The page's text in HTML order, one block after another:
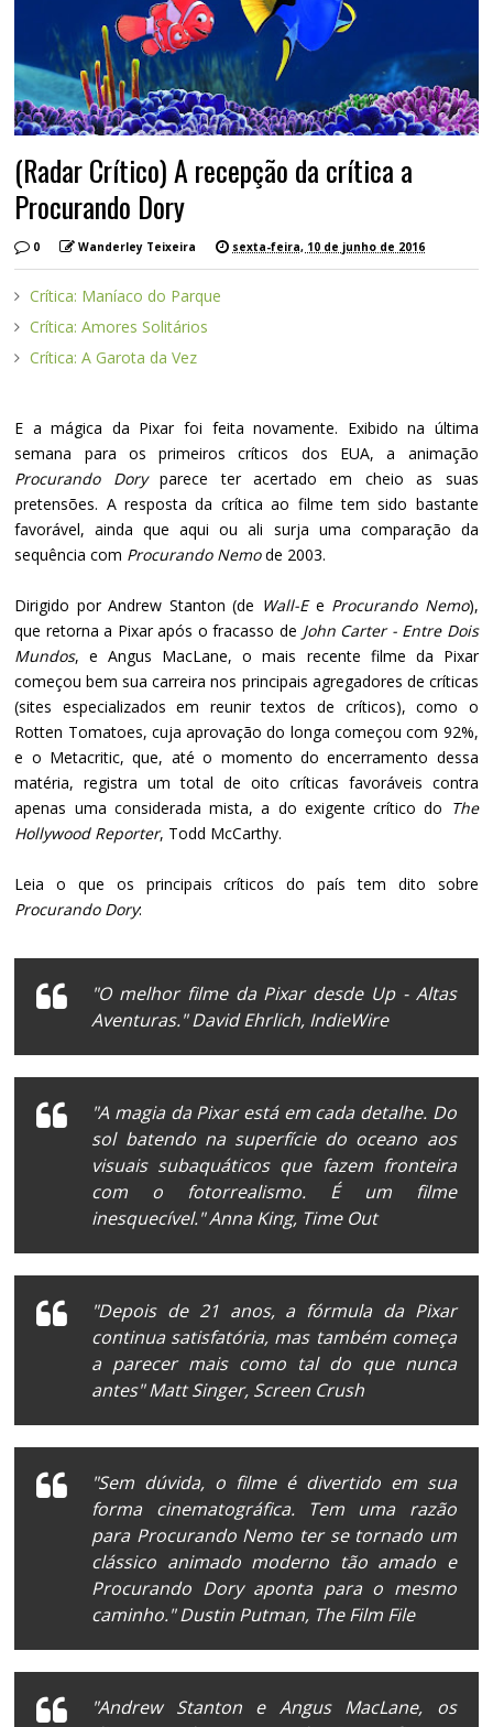
(Radar Crítico) A recepção da crítica a
Procurando Dory
0 Wanderley Teixeira sexta-feira, 10 de junho de 2016
Crítica: Maníaco do Parque
Crítica: Amores Solitários
Crítica: A Garota da Vez
E a mágica da Pixar foi feita novamente. Exibido na última
semana para os primeiros críticos dos EUA, a animação
Procurando Doryparece ter acertado em cheio as suas
pretensões. A resposta da crítica ao filme tem sido bastante
favorável, ainda que aqui ou ali surja uma comparação da
sequência com Procurando Nemode 2003.
Dirigido por Andrew Stanton (de Wall-E e Procurando Nemo),
que retorna a Pixar após o fracasso de John Carter - Entre Dois
Mundos, e Angus MacLane, o mais recente filme da Pixar
começou bem sua carreira nos principais agregadores de críticas
(sites especializados em reunir textos de críticos), como o
Rotten Tomatoes, cuja aprovação do longa começou com 92%,
e o Metacritic, que, até o momento do encerramento dessa
matéria, registra um total de oito críticas favoráveis contra
apenas uma considerada mista, a do exigente crítico do The
Hollywood Reporter, Todd McCarthy.
Leia o que os principais críticos do país tem dito sobre
Procurando Dory:
"O melhor filme da Pixar desde Up - Altas
Aventuras." David Ehrlich, IndieWire
"A magia da Pixar está em cada detalhe. Do
sol batendo na superfície do oceano aos
visuais subaquáticos que fazem fronteira
com o fotorrealismo. É um filme
inesquecível." Anna King, Time Out
"Depois de 21 anos, a fórmula da Pixar
continua satisfatória, mas também começa
a parecer mais como tal do que nunca
antes" Matt Singer, Screen Crush
"Sem dúvida, o filme é divertido em sua
forma cinematográfica. Tem uma razão
para Procurando Nemo ter se tornado um
clássico animado moderno tão amado e
Procurando Dory aponta para o mesmo
caminho." Dustin Putman, The Film File
"Andrew Stanton e Angus MacLane, os